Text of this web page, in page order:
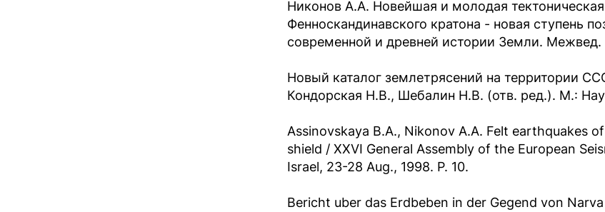
Никонов А.А. Новейшая и молодая
Фенноскандинавского кратона - новая ступень
современной и древней истории Земли.
Новый каталог землетрясений на территории
Кондорская Н.В., Шебалин Н.В. (отв. ред.). М.:
Assinovskaya B.A., Nikonov A.A. Felt earthquakes
shield / XXVI General Assembly of the Europeаn
Israel, 23-28 Aug., 1998. P. 10.
Bericht uber das Erdbeben in der Gegend von